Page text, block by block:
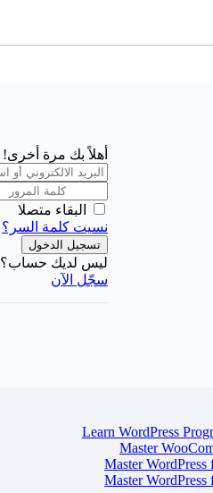
أهلاً بك مرة أخرى!
البقاء متصلا
نسيت كلمة السر؟
تسجيل الدخول
ليس لديك حساب؟
سجّل الآن
Learn WordPress
Master
Master
Master